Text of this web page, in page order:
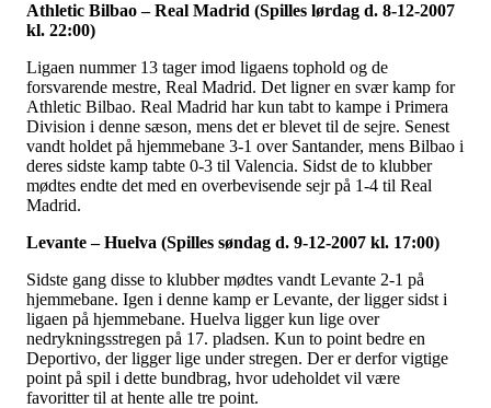
Athletic Bilbao – Real Madrid (Spilles lørdag d. 8-12-2007
kl. 22:00)
Ligaen nummer 13 tager imod ligaens tophold og de
forsvarende mestre, Real Madrid. Det ligner en svær kamp for
Athletic Bilbao. Real Madrid har kun tabt to kampe i Primera
Division i denne sæson, mens det er blevet til de sejre. Senest
vandt holdet på hjemmebane 3-1 over Santander, mens Bilbao i
deres sidste kamp tabte 0-3 til Valencia. Sidst de to klubber
mødtes endte det med en overbevisende sejr på 1-4 til Real
Madrid.
Levante – Huelva (Spilles søndag d. 9-12-2007 kl. 17:00)
Sidste gang disse to klubber mødtes vandt Levante 2-1 på
hjemmebane. Igen i denne kamp er Levante, der ligger sidst i
ligaen på hjemmebane. Huelva ligger kun lige over
nedrykningsstregen på 17. pladsen. Kun to point bedre en
Deportivo, der ligger lige under stregen. Der er derfor vigtige
point på spil i dette bundbrag, hvor udeholdet vil være
favoritter til at hente alle tre point.